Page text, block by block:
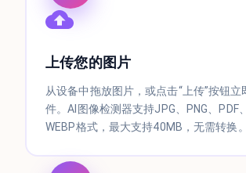
上传您的图片
从设备中拖放图片，或点击“上传”按钮立
件。AI图像检测器支持JPG、PNG、PDF
WEBP格式，最大支持40MB，无需转换。